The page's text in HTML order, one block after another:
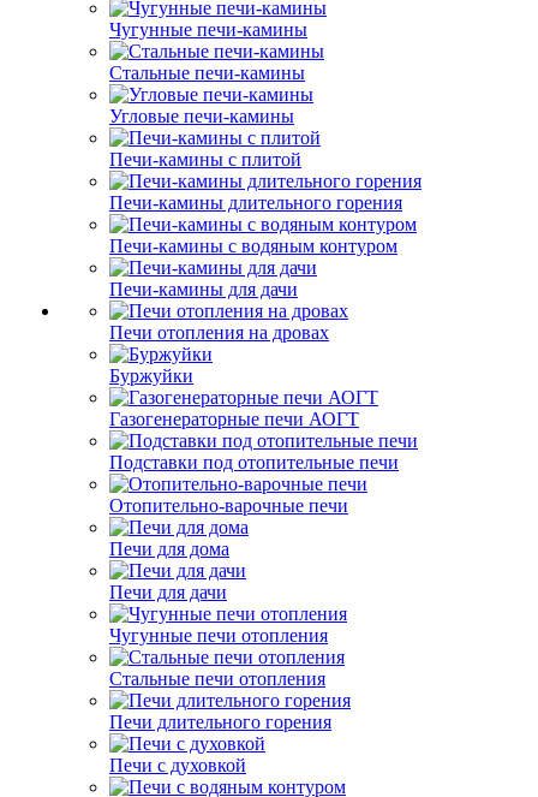
Чугунные печи-камины
Стальные печи-камины
Угловые печи-камины
Печи-камины с плитой
Печи-камины длительного горения
Печи-камины с водяным контуром
Печи-камины для дачи
Печи отопления на дровах
Буржуйки
Газогенераторные печи АОГТ
Подставки под отопительные печи
Отопительно-варочные печи
Печи для дома
Печи для дачи
Чугунные печи отопления
Стальные печи отопления
Печи длительного горения
Печи с духовкой